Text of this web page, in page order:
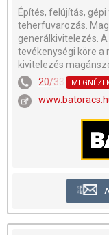
Építés, felújítás,
teherfuvarozás.
generálkivitelezés.
tevékenységi köre a
kivitelezés
20/331-3826